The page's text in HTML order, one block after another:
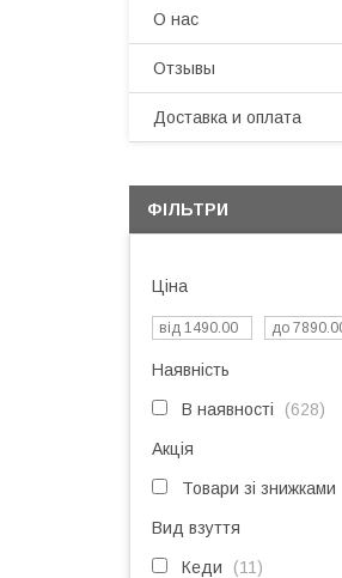
О нас
Отзывы
Доставка и оплата
ФІЛЬТРИ
Ціна
Наявність
В наявності 628
Акція
Товари зі знижками
Вид взуття
Кеди 11